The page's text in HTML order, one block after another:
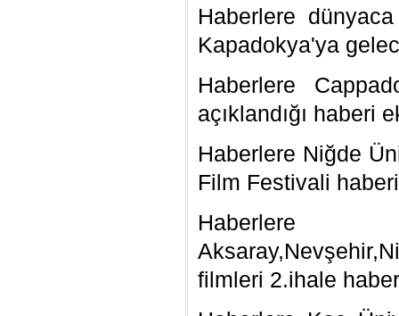
Haberlere
Kapadokya'ya
Haberlere
açıklandığı haberi
Haberlere Niğde
Film Festivali
filmleri 2.ihale